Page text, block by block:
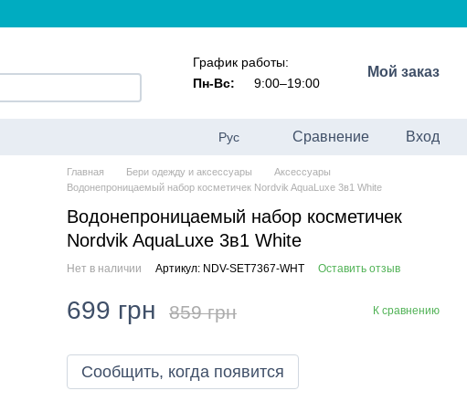
График работы:
Пн-Вс:
9:00–19:00
Мой заказ
Рус Сравнение Вход
Главная Бери одежду и аксессуары
Аксессуары
Водонепроницаемый набор косметичек Nordvik AquaLuxe 3в1 White
Водонепроницаемый набор косметичек
Nordvik AquaLuxe 3в1 White
Нет в наличии Артикул: NDV-SET7367-WHT Оставить отзыв
699 грн 859 грн К сравнению
Сообщить, когда появится